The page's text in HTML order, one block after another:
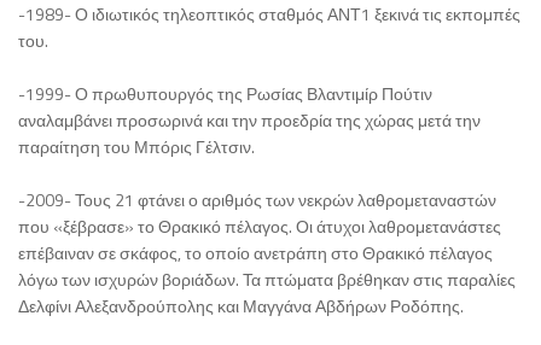
-1989- Ο ιδιωτικός τηλεοπτικός σταθμός ΑΝΤ1 ξεκινά τις εκπομπές
του.
-1999- Ο πρωθυπουργός της Ρωσίας Βλαντιμίρ Πούτιν
αναλαμβάνει προσωρινά και την προεδρία της χώρας μετά την
παραίτηση του Μπόρις Γέλτσιν.
-2009- Τους 21 φτάνει ο αριθμός των νεκρών λαθρομεταναστών
που «ξέβρασε» το Θρακικό πέλαγος. Οι άτυχοι λαθρομετανάστες
επέβαιναν σε σκάφος, το οποίο ανετράπη στο Θρακικό πέλαγος
λόγω των ισχυρών βοριάδων. Τα πτώματα βρέθηκαν στις παραλίες
Δελφίνι Αλεξανδρούπολης και Μαγγάνα Αβδήρων Ροδόπης.